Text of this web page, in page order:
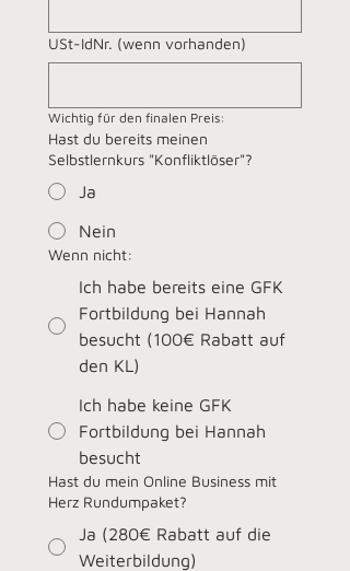
USt-IdNr. (wenn vorhanden)
Wichtig für den finalen Preis:
Hast du bereits meinen
Selbstlernkurs "Konfliktlöser"?
Ja
Nein
Wenn nicht:
Ich habe bereits eine GFK
Fortbildung bei Hannah
besucht (100€ Rabatt auf
den KL)
Ich habe keine GFK
Fortbildung bei Hannah
besucht
Hast du mein Online Business mit
Herz Rundumpaket?
Ja (280€ Rabatt auf die
Weiterbildung)